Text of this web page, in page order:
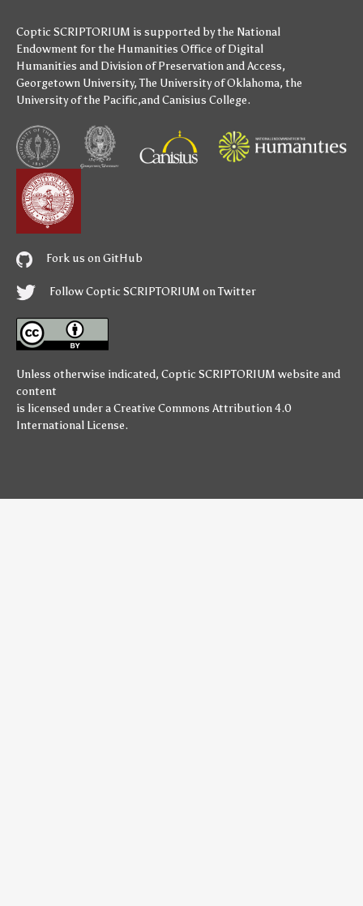
Coptic SCRIPTORIUM is supported bythe National
Endowment for the Humanities Office of Digital
Humanities and Division of Preservation and Access,
Georgetown University,The University of Oklahoma, the
University of the Pacific,andCanisius College.
Fork us on GitHub
Follow Coptic SCRIPTORIUM on Twitter
Unless otherwise indicated, Coptic SCRIPTORIUM website and
content
is licensed under aCreative Commons Attribution 4.0
International License.